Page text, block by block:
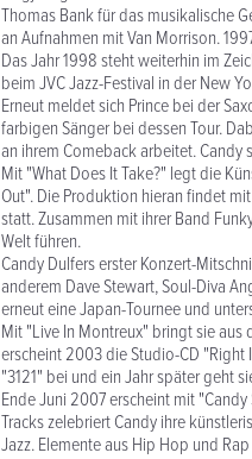
Thomas Bank für das musikalische
an Aufnahmen mit Van Morrison.
Das Jahr 1998 steht weiterhin im
beim JVC Jazz-Festival in der New
Erneut meldet sich Prince bei der
farbigen Sänger bei dessen Tour.
an ihrem Comeback arbeitet. Candy
Mit "What Does It Take?" legt die
Out". Die Produktion hieran findet
statt. Zusammen mit ihrer Band
Welt führen.
Candy Dulfers erster Konzert-
anderem Dave Stewart, Soul-Diva
erneut eine Japan-Tournee und
Mit "Live In Montreux" bringt sie
erscheint 2003 die Studio-CD "Right
"3121" bei und ein Jahr später geht
Ende Juni 2007 erscheint mit
Tracks zelebriert Candy ihre
Jazz. Elemente aus Hip Hop und